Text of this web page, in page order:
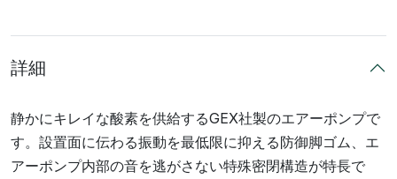
詳細
静かにキレイな酸素を供給するGEX社製のエアーポンプで
す。設置面に伝わる振動を最低限に抑える防御脚ゴム、エ
アーポンプ内部の音を逃がさない特殊密閉構造が特長で